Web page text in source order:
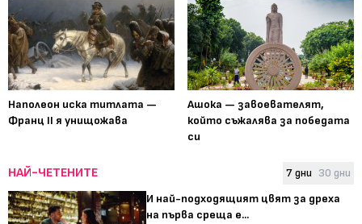
Наполеон иска титлата —
Франц II я унищожава
Ашока — завоевателят,
който съжалява за победата
си
НАЙ-ЧЕТЕНИТЕ 7 дни 30 дни
И най-подходящият цвят за дреха
на първа среща е...